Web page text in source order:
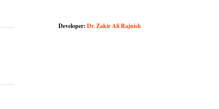
Developer:Dr. Zakir Ali Rajnish